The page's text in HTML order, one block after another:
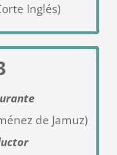
Inglés)
de Jamuz)